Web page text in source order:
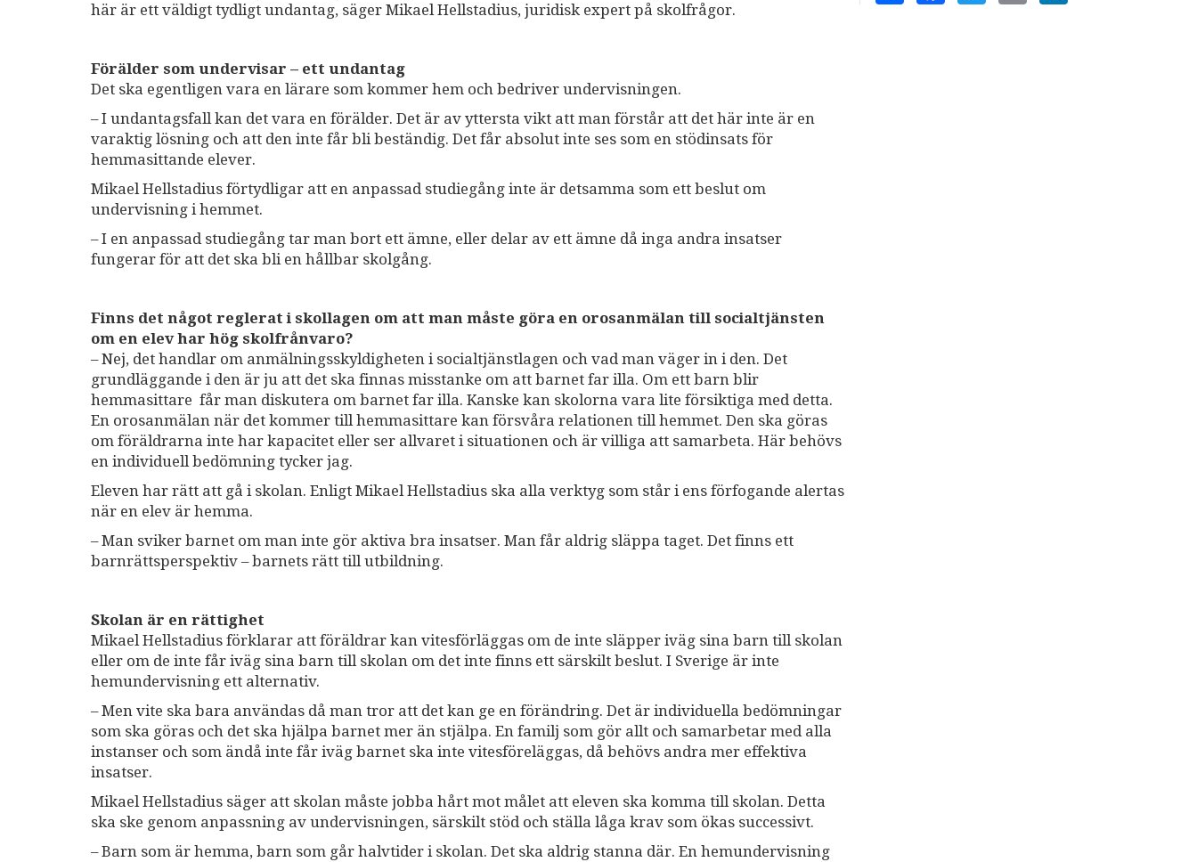
här är ett väldigt tydligt undantag, säger Mikael Hellstadius, juridisk expert på skolfrågor.
Förälder som undervisar – ett undantag
Det ska egentligen vara en lärare som kommer hem och bedriver undervisningen.
– I undantagsfall kan det vara en förälder. Det är av yttersta vikt att man förstår att det här inte är en
varaktig lösning och att den inte får bli beständig. Det får absolut inte ses som en stödinsats för
hemmasittande elever.
Mikael Hellstadius förtydligar att en anpassad studiegång inte är detsamma som ett beslut om
undervisning i hemmet.
– I en anpassad studiegång tar man bort ett ämne, eller delar av ett ämne då inga andra insatser
fungerar för att det ska bli en hållbar skolgång.
Finns det något reglerat i skollagen om att man måste göra en orosanmälan till socialtjänsten
om en elev har hög skolfrånvaro?
– Nej, det handlar om anmälningsskyldigheten i socialtjänstlagen och vad man väger in i den. Det
grundläggande i den är ju att det ska finnas misstanke om att barnet far illa. Om ett barn blir
hemmasittare får man diskutera om barnet far illa. Kanske kan skolorna vara lite försiktiga med detta.
En orosanmälan när det kommer till hemmasittare kan försvåra relationen till hemmet. Den ska göras
om föräldrarna inte har kapacitet eller ser allvaret i situationen och är villiga att samarbeta. Här behövs
en individuell bedömning tycker jag.
Eleven har rätt att gå i skolan. Enligt Mikael Hellstadius ska alla verktyg som står i ens förfogande alertas
när en elev är hemma.
– Man sviker barnet om man inte gör aktiva bra insatser. Man får aldrig släppa taget. Det finns ett
barnrättsperspektiv – barnets rätt till utbildning.
Skolan är en rättighet
Mikael Hellstadius förklarar att föräldrar kan vitesförläggas om de inte släpper iväg sina barn till skolan
eller om de inte får iväg sina barn till skolan om det inte finns ett särskilt beslut. I Sverige är inte
hemundervisning ett alternativ.
– Men vite ska bara användas då man tror att det kan ge en förändring. Det är individuella bedömningar
som ska göras och det ska hjälpa barnet mer än stjälpa. En familj som gör allt och samarbetar med alla
instanser och som ändå inte får iväg barnet ska inte vitesföreläggas, då behövs andra mer effektiva
insatser.
Mikael Hellstadius säger att skolan måste jobba hårt mot målet att eleven ska komma till skolan. Detta
ska ske genom anpassning av undervisningen, särskilt stöd och ställa låga krav som ökas successivt.
– Barn som är hemma, barn som går halvtider i skolan. Det ska aldrig stanna där. En hemundervisning